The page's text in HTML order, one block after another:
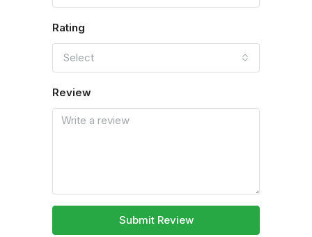
Rating
Select
Review
Submit Review